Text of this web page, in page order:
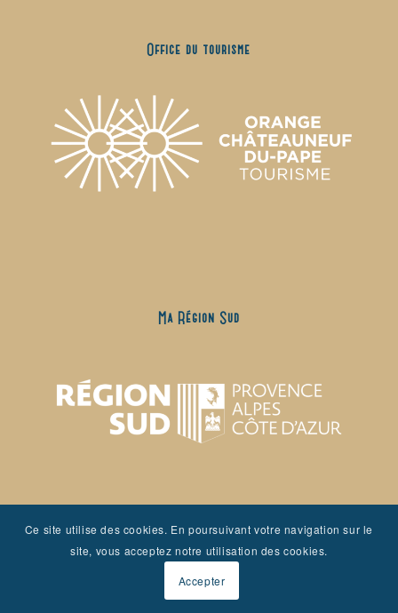
Office du tourisme
Ma Région Sud
Mairie de Jonquières #jonquieres #onatousbesoindusud
Ce site utilise des cookies. En poursuivant votre navigation sur le
site, vous acceptez notre utilisation des cookies.
Accepter